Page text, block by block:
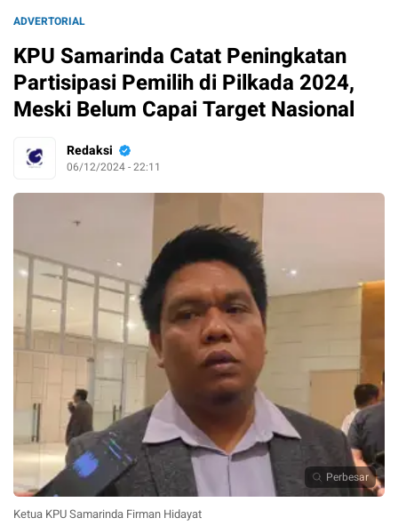
ADVERTORIAL
KPU Samarinda Catat Peningkatan
Partisipasi Pemilih di Pilkada 2024,
Meski Belum Capai Target Nasional
Redaksi
06/12/2024 - 22:11
Perbesar
Ketua KPU Samarinda Firman Hidayat